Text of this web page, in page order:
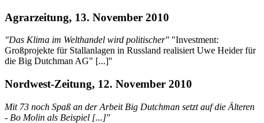
Agrarzeitung, 13. November 2010
"Das Klima im Welthandel wird politischer" "Investment:
Großprojekte für Stallanlagen in Russland realisiert Uwe Heider für
die Big Dutchman AG" [...]"
Nordwest-Zeitung, 12. November 2010
Mit 73 noch Spaß an der Arbeit Big Dutchman setzt auf die Älteren
- Bo Molin als Beispiel [...]"